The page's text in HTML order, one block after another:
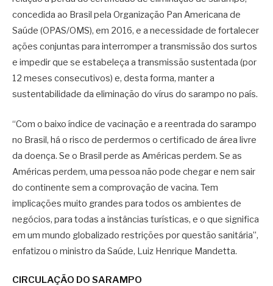
concedida ao Brasil pela Organização Pan Americana de
Saúde (OPAS/OMS), em 2016, e a necessidade de fortalecer
ações conjuntas para interromper a transmissão dos surtos
e impedir que se estabeleça a transmissão sustentada (por
12 meses consecutivos) e, desta forma, manter a
sustentabilidade da eliminação do vírus do sarampo no país.
“Com o baixo índice de vacinação e a reentrada do sarampo
no Brasil, há o risco de perdermos o certificado de área livre
da doença. Se o Brasil perde as Américas perdem. Se as
Américas perdem, uma pessoa não pode chegar e nem sair
do continente sem a comprovação de vacina. Tem
implicações muito grandes para todos os ambientes de
negócios, para todas a instâncias turísticas, e o que significa
em um mundo globalizado restrições por questão sanitária”,
enfatizou o ministro da Saúde, Luiz Henrique Mandetta.
CIRCULAÇÃO DO SARAMPO